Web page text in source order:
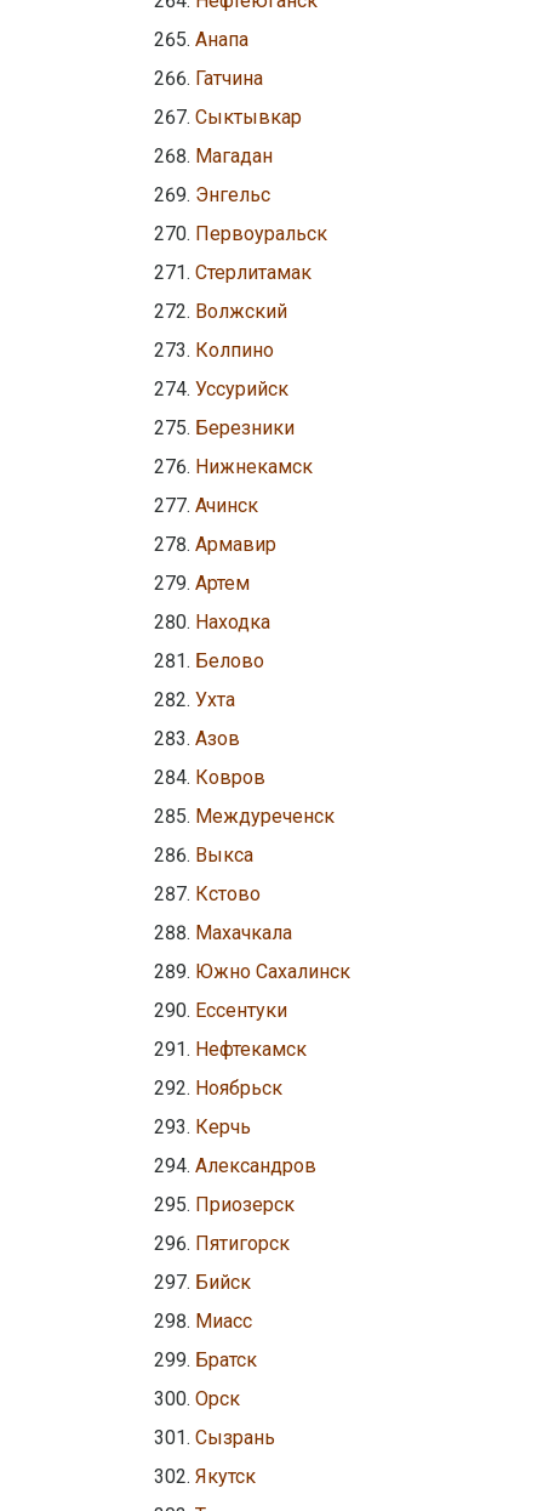
Анапа
Гатчина
Сыктывкар
Магадан
Энгельс
Первоуральск
Стерлитамак
Волжский
Колпино
Уссурийск
Березники
Нижнекамск
Ачинск
Армавир
Артем
Находка
Белово
Ухта
Азов
Ковров
Междуреченск
Выкса
Кстово
Махачкала
Южно Сахалинск
Ессентуки
Нефтекамск
Ноябрьск
Керчь
Александров
Приозерск
Пятигорск
Бийск
Миасс
Братск
Орск
Сызрань
Якутск